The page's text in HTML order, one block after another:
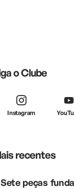
o Clube
Instagram
recentes
Sete peças